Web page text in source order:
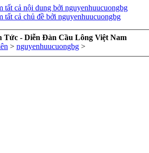
tất cả nội dung bởi nguyenhuucuongbg
tất cả chủ đề bởi nguyenhuucuongbg
Tức - Diễn Đàn Cầu Lông Việt Nam
> nguyenhuucuongbg >